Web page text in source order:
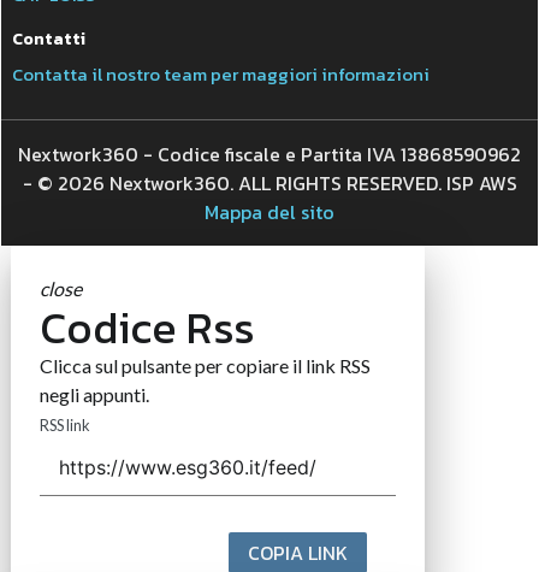
Contatti
Contatta il nostro team per maggiori informazioni
Nextwork360 - Codice fiscale e Partita IVA 13868590962
- © 2026 Nextwork360. ALL RIGHTS RESERVED. ISP AWS
Mappa del sito
close
Codice Rss
Clicca sul pulsante per copiare il link RSS
negli appunti.
RSS link
COPIA LINK